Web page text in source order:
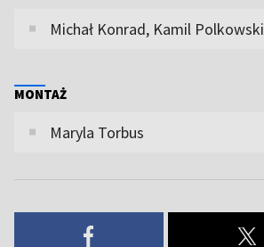
Michał Konrad, Kamil Polkowski
MONTAŻ
Maryla Torbus